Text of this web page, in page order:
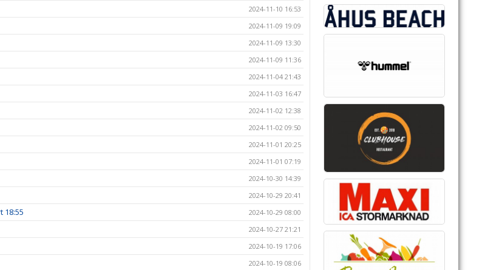
2024-11-10 16:53
2024-11-09 19:09
2024-11-09 13:30
2024-11-09 11:36
2024-11-04 21:43
2024-11-03 16:47
2024-11-02 12:38
2024-11-02 09:50
2024-11-01 20:25
2024-11-01 07:19
2024-10-30 14:39
2024-10-29 20:41
18:55 2024-10-29 08:00
2024-10-27 21:21
2024-10-19 17:06
2024-10-19 08:06